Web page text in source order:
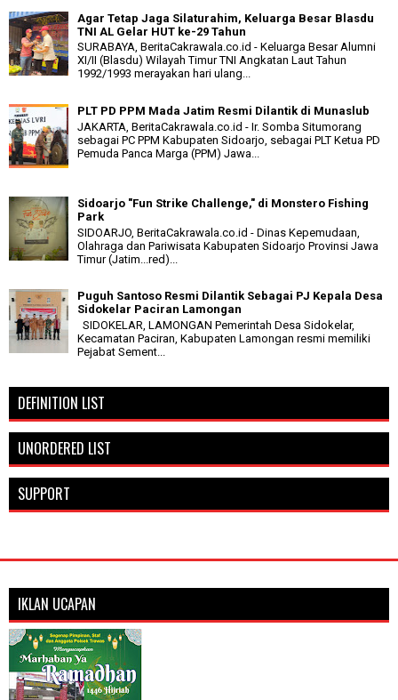
Agar Tetap Jaga Silaturahim, Keluarga Besar Blasdu
TNI AL Gelar HUT ke-29 Tahun
SURABAYA, BeritaCakrawala.co.id - Keluarga Besar Alumni
XI/II (Blasdu) Wilayah Timur TNI Angkatan Laut Tahun
1992/1993 merayakan hari ulang...
PLT PD PPM Mada Jatim Resmi Dilantik di Munaslub
JAKARTA, BeritaCakrawala.co.id - Ir. Somba Situmorang
sebagai PC PPM Kabupaten Sidoarjo, sebagai PLT Ketua PD
Pemuda Panca Marga (PPM) Jawa...
Sidoarjo "Fun Strike Challenge," di Monstero Fishing
Park
SIDOARJO, BeritaCakrawala.co.id - Dinas Kepemudaan,
Olahraga dan Pariwisata Kabupaten Sidoarjo Provinsi Jawa
Timur (Jatim...red)...
Puguh Santoso Resmi Dilantik Sebagai PJ Kepala Desa
Sidokelar Paciran Lamongan
SIDOKELAR, LAMONGAN Pemerintah Desa Sidokelar,
Kecamatan Paciran, Kabupaten Lamongan resmi memiliki
Pejabat Sement...
DEFINITION LIST
UNORDERED LIST
SUPPORT
IKLAN UCAPAN